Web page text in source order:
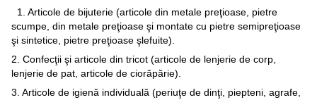
1. Articole de bijuterie (articole din metale preţioase, pietre
scumpe, din metale preţioase şi montate cu pietre semipreţioase
şi sintetice, pietre preţioase şlefuite).
2. Confecţii şi articole din tricot (articole de lenjerie de corp,
lenjerie de pat, articole de ciorăpărie).
3. Articole de igienă individuală (periuţe de dinţi, piepteni, agrafe,